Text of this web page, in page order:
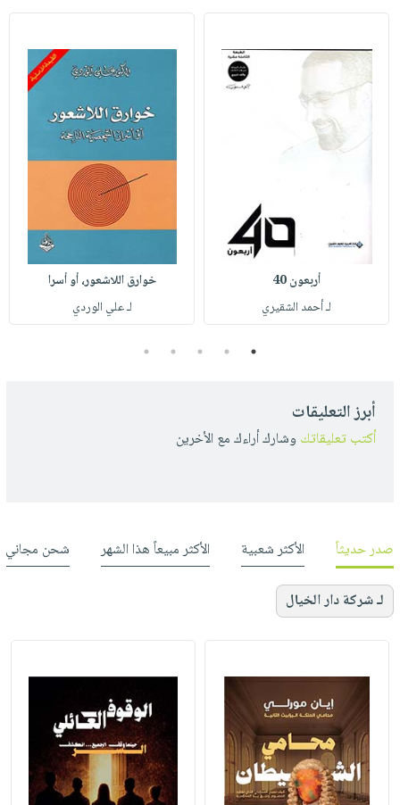
أربعون 40
لـ أحمد الشقيري
خوارق اللاشعور، أو أسرا
لـ علي الوردي
1
2
3
4
5
أبرز التعليقات
أكتب تعليقاتك وشارك أراءك مع الأخرين
صدر حديثاً الأكثر شعبية الأكثر مبيعاً هذا الشهر شحن مجاني
لـ شركة دار الخيال